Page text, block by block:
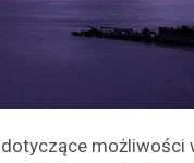
możliwości